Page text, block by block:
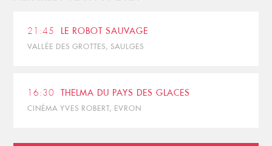
21:45 LE ROBOT SAUVAGE
VALLÉE DES GROTTES, SAULGES
16:30 THELMA DU PAYS DES GLACES
CINÉMA YVES ROBERT, EVRON